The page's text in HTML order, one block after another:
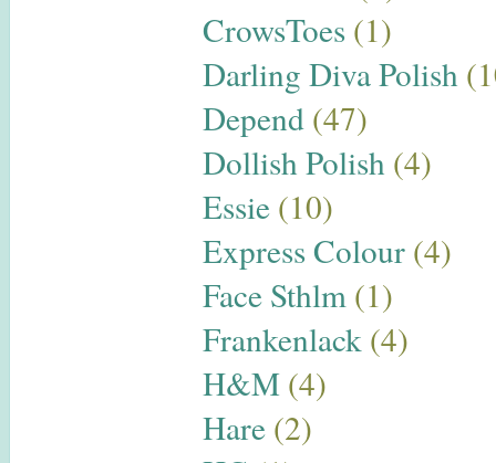
CrowsToes (1)
Darling Diva Polish
Depend (47)
Dollish Polish (4)
Essie (10)
Express Colour (4)
Face Sthlm (1)
Frankenlack (4)
H&M (4)
Hare (2)